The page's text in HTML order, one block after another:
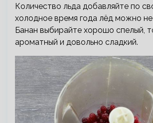
Количество льда добавляйте по
холодное время года лёд можно не
Банан выбирайте хорошо спелый,
ароматный и довольно сладкий.